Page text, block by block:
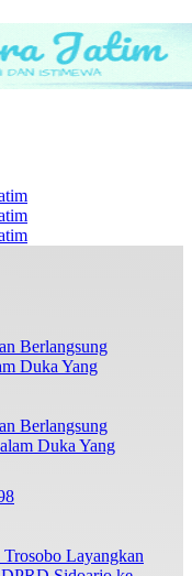
Berlangsung
Duka Yang
Layangkan